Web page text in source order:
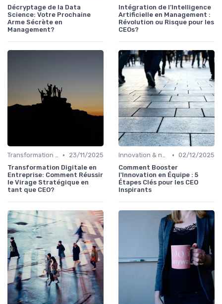
Décryptage de la Data
Science: Votre Prochaine
Arme Sécrète en
Management?
Intégration de l’Intelligence
Artificielle en Management :
Révolution ou Risque pour les
CEOs?
Transformation digitale de l’entreprise •
23/11/2025
Transformation Digitale en
Entreprise: Comment Réussir
le Virage Stratégique en
tant que CEO?
Innovation & nouveaux relais de croissance • 02/12/2025
Comment Booster
l'Innovation en Équipe : 5
Étapes Clés pour les CEO
Inspirants